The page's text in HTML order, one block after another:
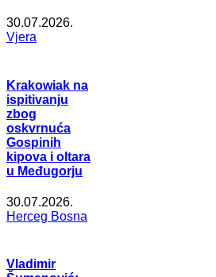
30.07.2026.
Vjera
Krakowiak na
ispitivanju
zbog
oskvrnuća
Gospinih
kipova i oltara
u Međugorju
30.07.2026.
Herceg Bosna
Vladimir